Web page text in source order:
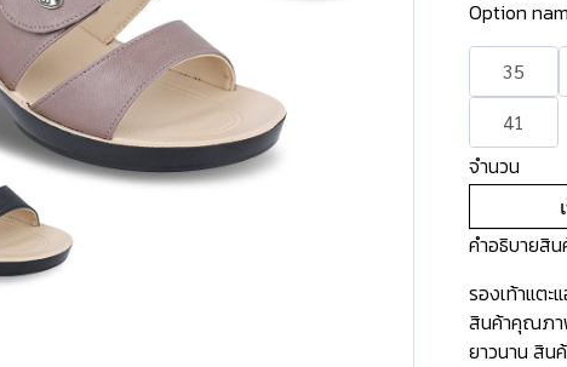
Option
35
41
จำนวน
คำอธิบายสิ
รองเท้าแต
สินค้าคุณภา
ยาวนาน สิน